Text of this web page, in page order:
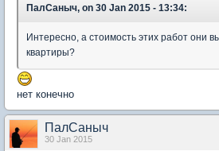
ПалСаныч, on 30 Jan 2015 - 13:34:
Интересно, а стоимость этих работ они
квартиры?
нет конечно
ПалСаныч
30 Jan 2015